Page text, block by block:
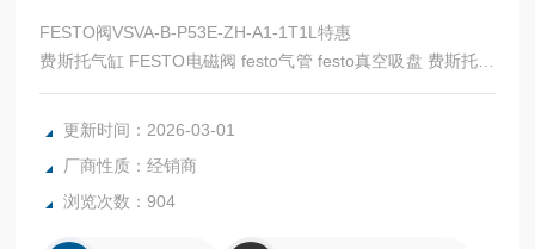
FESTO阀VSVA-B-P53E-ZH-A1-1T1L特惠
费斯托气缸 FESTO电磁阀 festo气管 festo真空吸盘 费斯托过
滤器 费斯托油雾器 FESTO传感器 FESTO代理
全系列产品大量现货请咨询上海茂硕机械设备有限公司
更新时间：2026-03-01
厂商性质：经销商
浏览次数：904